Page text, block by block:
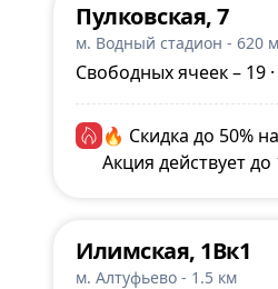
Пулковская, 7
м. Водный стадион - 620 м
Свободных ячеек – 19
🔥 Скидка до 50%
Акция действует до
Илимская, 1Вк1
м. Алтуфьево - 1.5 км